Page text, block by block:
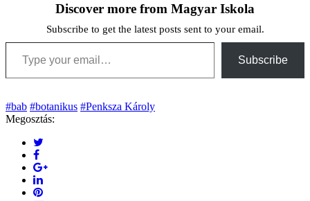
Discover more from Magyar Iskola
Subscribe to get the latest posts sent to your email.
Type your email…
Subscribe
#bab #botanikus #Penksza Károly
Megosztás: